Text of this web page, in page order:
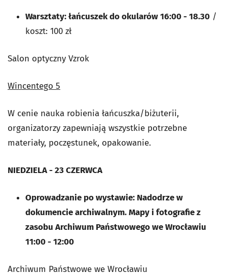
Warsztaty: łańcuszek do okularów 16:00 - 18.30 /
koszt: 100 zł
Salon optyczny Vzrok
Wincentego 5
W cenie nauka robienia łańcuszka/biżuterii,
organizatorzy zapewniają wszystkie potrzebne
materiały, poczęstunek, opakowanie.
NIEDZIELA - 23 CZERWCA
Oprowadzanie po wystawie: Nadodrze w
dokumencie archiwalnym. Mapy i fotografie z
zasobu Archiwum Państwowego we Wrocławiu
11:00 - 12:00
Archiwum Państwowe we Wrocławiu